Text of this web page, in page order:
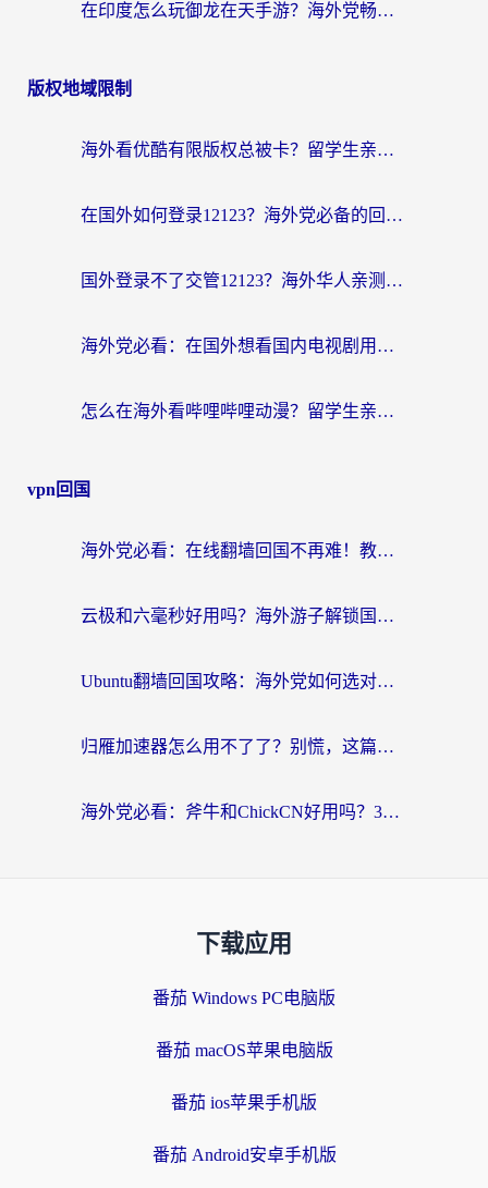
在印度怎么玩御龙在天手游？海外党畅玩国服的终极生存指南
版权地域限制
海外看优酷有限版权总被卡？留学生亲测有效的回国加速器选择指南
在国外如何登录12123？海外党必备的回国加速实用指南
国外登录不了交管12123？海外华人亲测有效的回国加速器选择指南
海外党必看：在国外想看国内电视剧用什么软件？3步解决地域限制
怎么在海外看哔哩哔哩动漫？留学生亲测有效的回国加速方案
vpn回国
海外党必看：在线翻墙回国不再难！教你选对加速器无缝刷国内资源
云极和六毫秒好用吗？海外游子解锁国内资源的真实答案
Ubuntu翻墙回国攻略：海外党如何选对加速器，无缝刷国内剧玩游戏？
归雁加速器怎么用不了了？别慌，这篇指南教你如何丝滑“回家”
海外党必看：斧牛和ChickCN好用吗？3款热门加速器实测+番茄加速器深度体验
下载应用
番茄 Windows PC电脑版
番茄 macOS苹果电脑版
番茄 ios苹果手机版
番茄 Android安卓手机版